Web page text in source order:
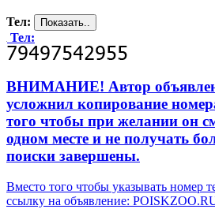
Тел:
Тел:
ВНИМАНИЕ! Автор
усложнил копирование
того чтобы при желании он
одном месте и не получать
поиски завершены.
Вместо того чтобы указывать номер
ссылку на объявление: